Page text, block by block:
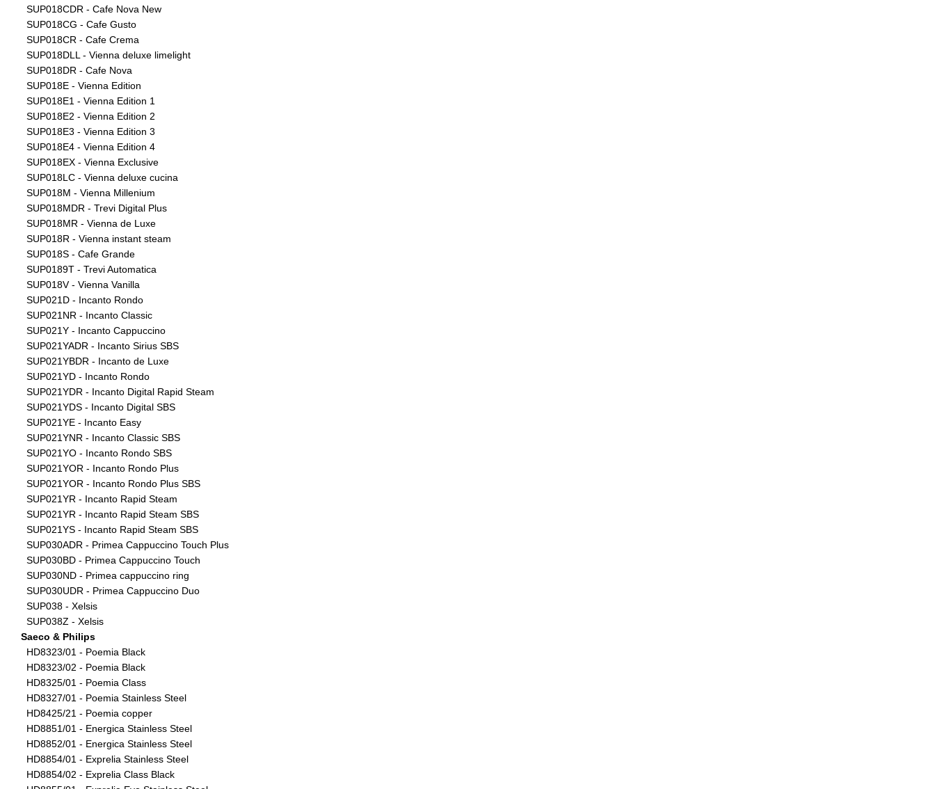
SUP018CDR - Cafe Nova New
SUP018CG - Cafe Gusto
SUP018CR - Cafe Crema
SUP018DLL - Vienna deluxe limelight
SUP018DR - Cafe Nova
SUP018E - Vienna Edition
SUP018E1 - Vienna Edition 1
SUP018E2 - Vienna Edition 2
SUP018E3 - Vienna Edition 3
SUP018E4 - Vienna Edition 4
SUP018EX - Vienna Exclusive
SUP018LC - Vienna deluxe cucina
SUP018M - Vienna Millenium
SUP018MDR - Trevi Digital Plus
SUP018MR - Vienna de Luxe
SUP018R - Vienna instant steam
SUP018S - Cafe Grande
SUP0189T - Trevi Automatica
SUP018V - Vienna Vanilla
SUP021D - Incanto Rondo
SUP021NR - Incanto Classic
SUP021Y - Incanto Cappuccino
SUP021YADR - Incanto Sirius SBS
SUP021YBDR - Incanto de Luxe
SUP021YD - Incanto Rondo
SUP021YDR - Incanto Digital Rapid Steam
SUP021YDS - Incanto Digital SBS
SUP021YE - Incanto Easy
SUP021YNR - Incanto Classic SBS
SUP021YO - Incanto Rondo SBS
SUP021YOR - Incanto Rondo Plus
SUP021YOR - Incanto Rondo Plus SBS
SUP021YR - Incanto Rapid Steam
SUP021YR - Incanto Rapid Steam SBS
SUP021YS - Incanto Rapid Steam SBS
SUP030ADR - Primea Cappuccino Touch Plus
SUP030BD - Primea Cappuccino Touch
SUP030ND - Primea cappuccino ring
SUP030UDR - Primea Cappuccino Duo
SUP038 - Xelsis
SUP038Z - Xelsis
Saeco & Philips
HD8323/01 - Poemia Black
HD8323/02 - Poemia Black
HD8325/01 - Poemia Class
HD8327/01 - Poemia Stainless Steel
HD8425/21 - Poemia copper
HD8851/01 - Energica Stainless Steel
HD8852/01 - Energica Stainless Steel
HD8854/01 - Exprelia Stainless Steel
HD8854/02 - Exprelia Class Black